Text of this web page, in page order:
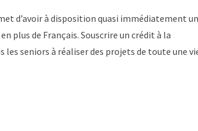
d’avoir à disposition quasi immédiatement
plus de Français. Souscrire un crédit à la
seniors à réaliser des projets de toute une